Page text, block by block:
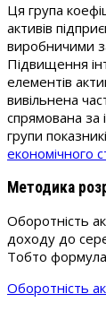
Ця група
активів
виробничими
Підвищення
елементів
вивільнена
спрямована за
групи
економічного
Методика
Оборотність
доходу до
Тобто
Оборотність